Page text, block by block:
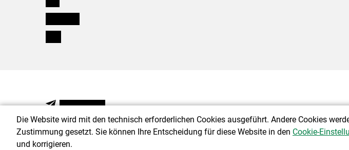
NEWSLETTER
Die Website wird mit den technisch erforderlichen Cookies ausgeführt. Andere Cookies
Zustimmung gesetzt. Sie können Ihre Entscheidung für diese Website in den Cookie-
und korrigieren.